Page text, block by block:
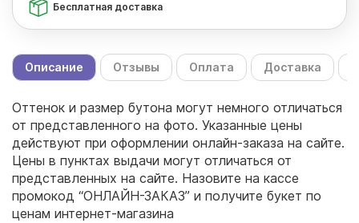
Бесплатная доставка
Описание Отзывы Оплата Доставка
Оттенок и размер бутона могут немного отличаться
от представленного на фото. Указанные цены
действуют при оформлении онлайн-заказа на сайте.
Цены в пунктах выдачи могут отличаться от
представленных на сайте. Назовите на кассе
промокод “ОНЛАЙН-ЗАКАЗ” и получите букет по
ценам интернет-магазина